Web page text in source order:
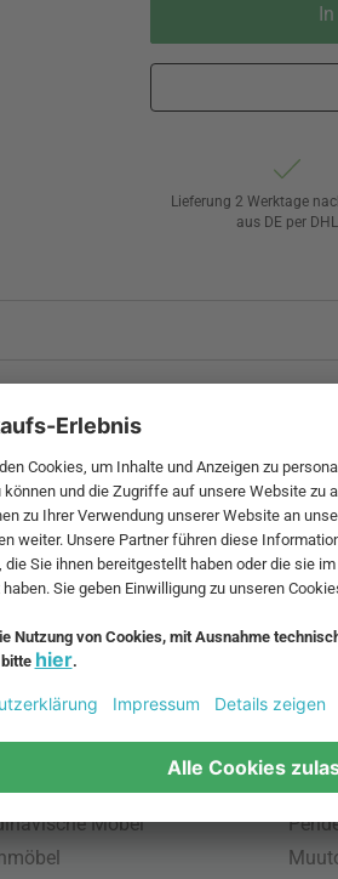
Lieferung 2 Werktage
aus DE per DHL
und zzgl.
Möbel